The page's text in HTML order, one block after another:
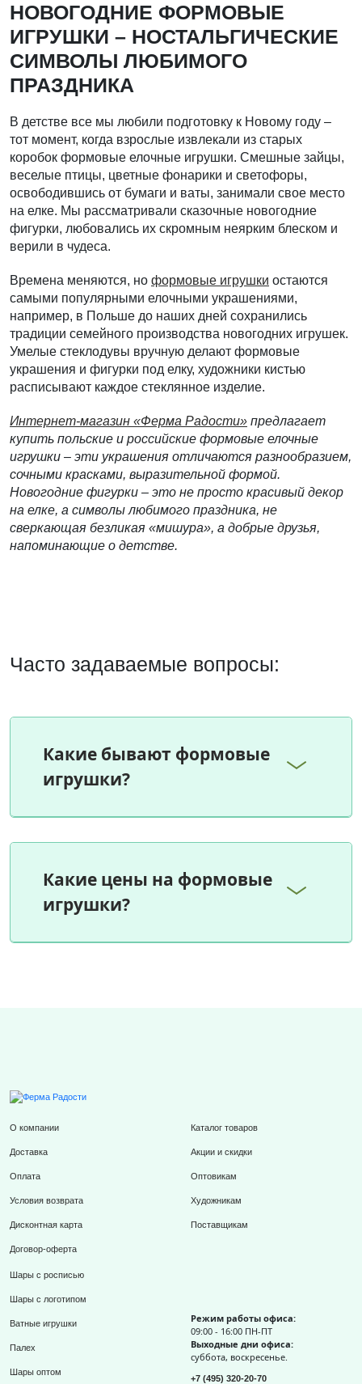
НОВОГОДНИЕ ФОРМОВЫЕ
ИГРУШКИ – НОСТАЛЬГИЧЕСКИЕ
СИМВОЛЫ ЛЮБИМОГО
ПРАЗДНИКА
В детстве все мы любили подготовку к Новому году –
тот момент, когда взрослые извлекали из старых
коробок формовые елочные игрушки. Смешные зайцы,
веселые птицы, цветные фонарики и светофоры,
освободившись от бумаги и ваты, занимали свое место
на елке. Мы рассматривали сказочные новогодние
фигурки, любовались их скромным неярким блеском и
верили в чудеса.
Времена меняются, но формовые игрушки остаются
самыми популярными елочными украшениями,
например, в Польше до наших дней сохранились
традиции семейного производства новогодних игрушек.
Умелые стеклодувы вручную делают формовые
украшения и фигурки под елку, художники кистью
расписывают каждое стеклянное изделие.
Интернет-магазин «Ферма Радости» предлагает
купить польские и российские формовые елочные
игрушки – эти украшения отличаются разнообразием,
сочными красками, выразительной формой.
Новогодние фигурки – это не просто красивый декор
на елке, а символы любимого праздника, не
сверкающая безликая «мишура», а добрые друзья,
напоминающие о детстве.
Часто задаваемые вопросы:
Какие бывают формовые
игрушки?
Какие цены на формовые
игрушки?
О компании
Доставка
Оплата
Условия возврата
Дисконтная карта
Договор-оферта
Каталог товаров
Акции и скидки
Оптовикам
Художникам
Поставщикам
Шары с росписью
Шары с логотипом
Ватные игрушки
Палех
Шары оптом
Режим работы офиса:
09:00 - 16:00 ПН-ПТ
Выходные дни офиса:
суббота, воскресенье.
+7 (495) 320-20-70